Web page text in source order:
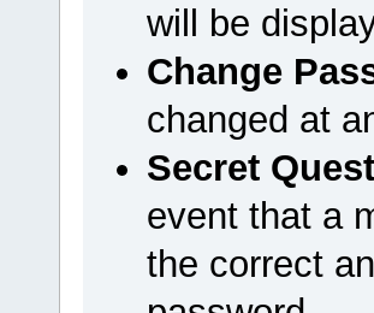
will be
Change
changed at
Secret
event that a
the correct